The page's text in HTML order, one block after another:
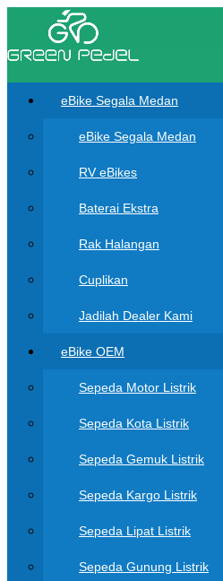
eBike Segala Medan
eBike Segala Medan
RV eBikes
Baterai Ekstra
Rak Halangan
Cuplikan
Jadilah Dealer Kami
eBike OEM
Sepeda Motor Listrik
Sepeda Kota Listrik
Sepeda Gemuk Listrik
Sepeda Kargo Listrik
Sepeda Lipat Listrik
Sepeda Gunung Listrik